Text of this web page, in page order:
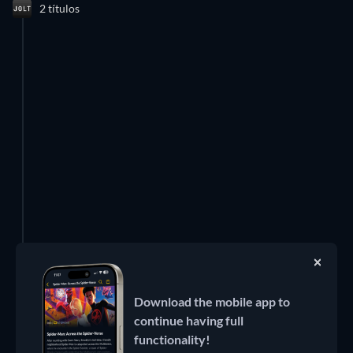
2 títulos
Download the mobile app to
continue having full
functionality!